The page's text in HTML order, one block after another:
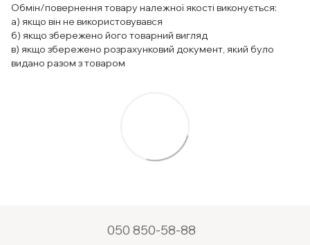
Обмін/повернення товару належної якості виконується:
а) якщо він не використовувався
б) якщо збережено його товарний вигляд
в) якщо збережено розрахунковий документ, який було
видано разом з товаром
050 850-58-88